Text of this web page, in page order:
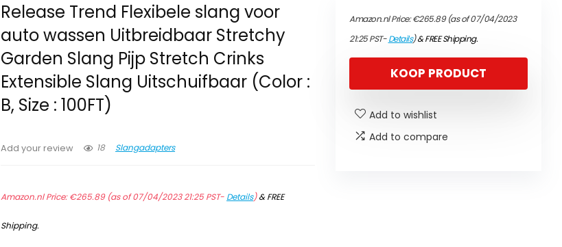
Release Trend Flexibele slang voor
auto wassen Uitbreidbaar Stretchy
Garden Slang Pijp Stretch Crinks
Extensible Slang Uitschuifbaar (Color :
B, Size : 100FT)
Add your review 18 Slangadapters
Amazon.nl Price:€265.89(as of 07/04/2023 21:25 PST- Details)&FREE
Shipping.
Amazon.nl Price:€265.89(as of 07/04/2023
21:25 PST-Details)&FREE Shipping.
KOOP PRODUCT
Add to wishlist
Add to compare